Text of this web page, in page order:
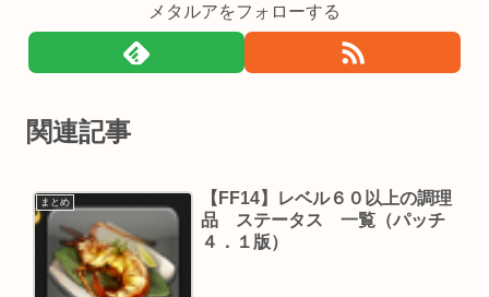
メタルアをフォローする
関連記事
まとめ
【FF14】レベル６０以上の調理
品 ステータス 一覧（パッチ
４．１版）